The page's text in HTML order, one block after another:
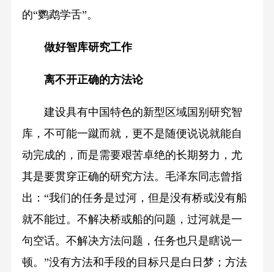
的“鹦鹉学舌”。
做好智库研究工作
离不开正确的方法论
建设具有中国特色的新型区域国别研究智
库，不可能一蹴而就，更不是随便说说就能自
动完成的，而是需要艰苦卓绝的长期努力，尤
其是要贯穿正确的研究方法。毛泽东同志曾指
出：“我们的任务是过河，但是没有桥或没有船
就不能过。不解决桥或船的问题，过河就是一
句空话。不解决方法问题，任务也只是瞎说一
顿。”没有方法和手段的目标只是白日梦；方法